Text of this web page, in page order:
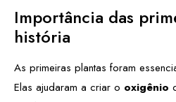
Importância das
história
As primeiras plantas foram
Elas ajudaram a criar o oxigênio